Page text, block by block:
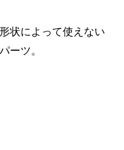
状によって使えない
ーツ。